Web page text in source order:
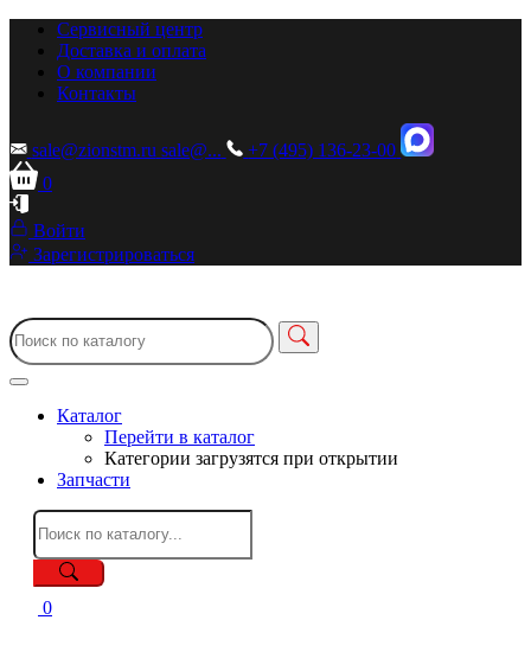
Сервисный центр
Доставка и оплата
О компании
Контакты
sale@zionstm.ru sale@...
+7 (495) 136-23-00
0
Войти
Зарегистрироваться
Каталог
Перейти в каталог
Категории загрузятся при открытии
Запчасти
0